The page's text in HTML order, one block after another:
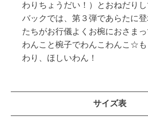
わりちょうだい！）とおねだり
バックでは、第３弾であらたに
たちがお行儀よくお椀におさまっ
わんこと椀子でわんこわんこ☆
サイズ表